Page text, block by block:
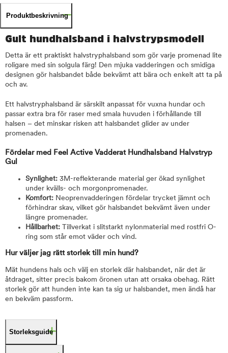
Produktbeskrivning
Gult hundhalsband i halvstrypsmodell
Detta är ett praktiskt halvstryphalsband som gör varje promenad lite
roligare med sin solgula färg! Den mjuka vadderingen och smidiga
designen gör halsbandet både bekvämt att bära och enkelt att ta på
och av.
Ett halvstryphalsband är särskilt anpassat för vuxna hundar och
passar extra bra för raser med smala huvuden i förhållande till
halsen – det minskar risken att halsbandet glider av under
promenaden.
Fördelar med Feel Active Vadderat Hundhalsband Halvstryp
Gul
Synlighet: 3M-reflekterande material ger ökad synlighet
under kvälls- och morgonpromenader.
Komfort: Neoprenvadderingen fördelar trycket jämnt och
förhindrar skav, vilket gör halsbandet bekvämt även under
längre promenader.
Hållbarhet: Tillverkat i slitstarkt nylonmaterial med rostfri O-
ring som står emot väder och vind.
Hur väljer jag rätt storlek till min hund?
Mät hundens hals och välj en storlek där halsbandet, när det är
åtdraget, sitter precis bakom öronen utan att orsaka obehag. Rätt
storlek gör att hunden inte kan ta sig ur halsbandet, men ändå har
en bekväm passform.
Storleksguide